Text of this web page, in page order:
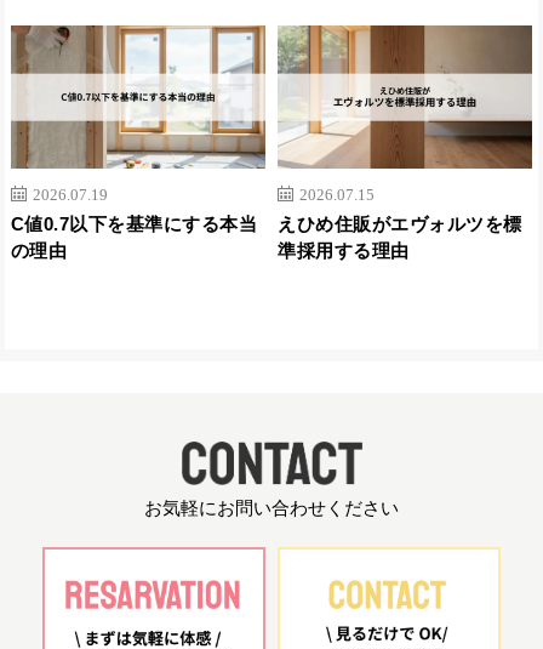
2026.07.19
C値0.7以下を基準にする本当
の理由
2026.07.15
えひめ住販がエヴォルツを標
準採用する理由
お気軽にお問い合わせください